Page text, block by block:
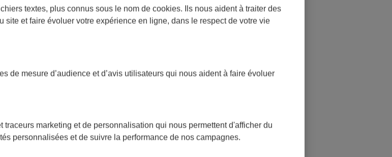
n’a été désigné ou retrouvé pour l’accident dont
petite-fille, seule une assurance spécifique
désignée comme responsable de
textes, plus connus sous le nom de cookies. Ils nous aident à traiter des
site et faire évoluer votre expérience en ligne, dans le respect de votre vie
de mesure d’audience et d’avis utilisateurs qui nous aident à faire évoluer
traceurs marketing et de personnalisation qui nous permettent d'afficher du
personnalisées et de suivre la performance de nos campagnes.